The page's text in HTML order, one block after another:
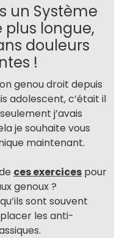
un Système
plus longue,
douleurs
!
genou droit depuis
adolescent, c’était il
j’avais
je souhaite vous
maintenant.
ces exercices pour
genoux ?
sont souvent
les anti-